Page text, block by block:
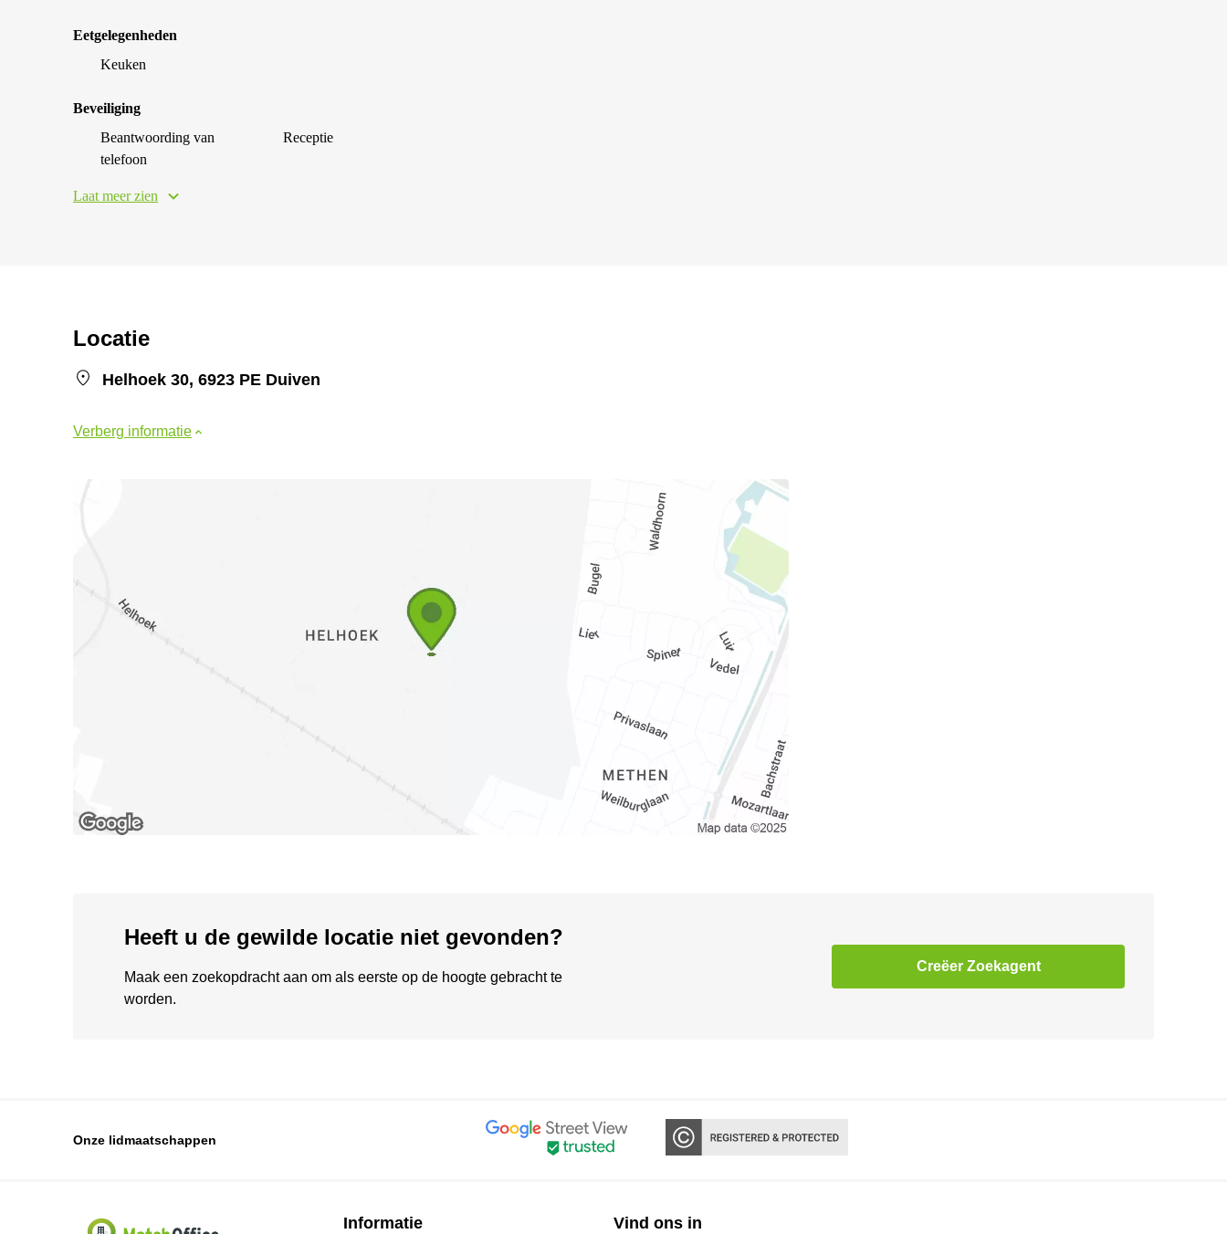
Eetgelegenheden
Keuken
Beveiliging
Beantwoording van
telefoon
Receptie
Laat meer zien
Locatie
Helhoek 30, 6923 PE Duiven
Verberg informatie
Heeft u de gewilde locatie niet gevonden?
Maak een zoekopdracht aan om als eerste op de hoogte gebracht te
worden.
Creëer Zoekagent
Onze lidmaatschappen
Informatie Vind ons in